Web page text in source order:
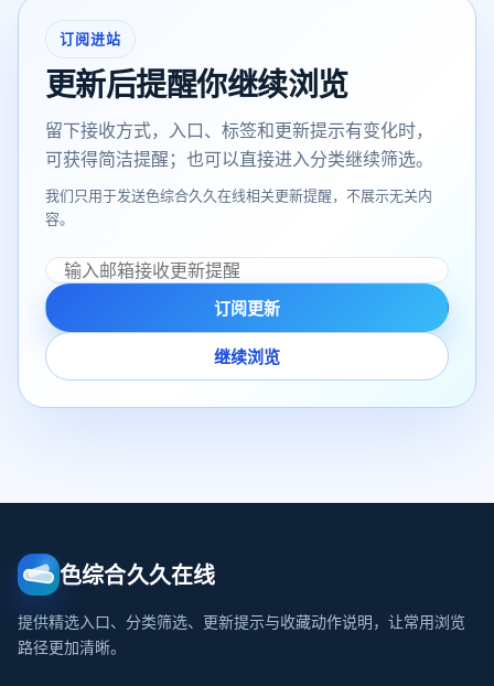
订阅进站
更新后提醒你继续浏览
留下接收方式，入口、标签和更新提示有变化时，
可获得简洁提醒；也可以直接进入分类继续筛选。
我们只用于发送色综合久久在线相关更新提醒，不展示无关内
容。
订阅更新
继续浏览
色综合久久在线
提供精选入口、分类筛选、更新提示与收藏动作说明，让常用浏览
路径更加清晰。